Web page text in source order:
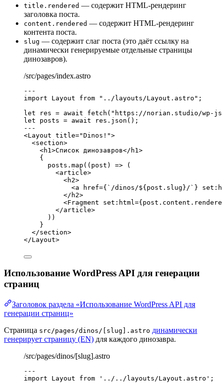
title.rendered — содержит HTML-рендеринг
заголовка поста.
content.rendered — содержит HTML-рендеринг
контента поста.
slug — содержит слаг поста (это даёт ссылку на
динамически генерируемые отдельные страницы
динозавров).
/src/pages/index.astro
---
import Layout from " ../layouts/Layout.astro " ;
let
res = await fetch ( " https://norian.studio/wp-
let posts = await res . json ();
---
<Layout title="Dinos! ">
<section>
<h1 >Список динозавров</ h1 >
{
posts . map ( ( post ) => (
<article>
<h2>
<a href={ ` /dinos/${post . slug} / ` } set :
</ h2>
<Fragment set : html ={post . content .
</article>
))
}
</section>
</Layout>
Использование WordPress API для генерации
страниц
Заголовок раздела «Использование WordPress API для
генерации страниц»
Страница src/pages/dinos/[slug].astro динамически
генерирует страницу (EN) для каждого динозавра.
/src/pages/dinos/[slug].astro
---
import Layout from ' ../../layouts/Layout.astro ' ;